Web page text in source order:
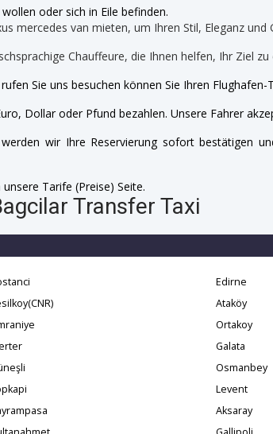
oder sich in Eile befinden.
mercedes van mieten, um Ihren Stil, Eleganz und
Chauffeure, die Ihnen helfen, Ihr Ziel zu
Sie uns besuchen können Sie Ihren
Dollar oder Pfund bezahlen. Unsere Fahrer
wir Ihre Reservierung sofort bestätigen
Tarife (Preise) Seite.
Transfer Taxi
Edirne
Ataköy
Ortakoy
Galata
Osmanbey
Levent
Aksaray